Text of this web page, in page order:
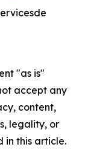
"as is"
accept any
content,
legality, or
in this article.